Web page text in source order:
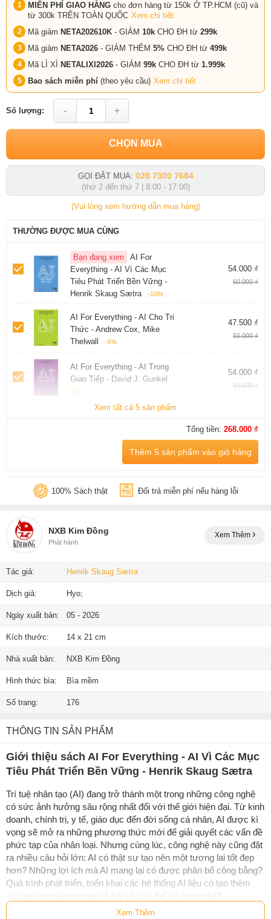
MIỄN PHÍ GIAO HÀNG cho đơn hàng từ 150k Ở TP.HCM (cũ) và
từ 300k TRÊN TOÀN QUỐC Xem chi tiết
Mã giảm NETA202610K - GIẢM 10k CHO ĐH từ 299k
Mã giảm NETA2026 - GIẢM THÊM 5% CHO ĐH từ 499k
Mã LÌ XÌ NETALIXI2026 - GIẢM 99k CHO ĐH từ 1.999k
Bao sách miễn phí (theo yêu cầu) Xem chi tiết
Số lượng: - +
CHỌN MUA
GỌI ĐẶT MUA: 028 7300 7684
(thứ 2 đến thứ 7 | 8:00 - 17:00)
(Vui lòng xem hướng dẫn mua hàng)
THƯỜNG ĐƯỢC MUA CÙNG
Bạn đang xem
AI For
Everything - AI Vì Các Mục
Tiêu Phát Triển Bền Vững -
Henrik Skaug Sætra
-10%
54.000 ₫
60.000 ₫
AI For Everything - AI Cho Tri
Thức - Andrew Cox, Mike
Thelwall
-5%
47.500 ₫
50.000 ₫
AI For Everything - AI Trong
Giao Tiếp - David J. Gunkel
-
10%
54.000 ₫
60.000 ₫
Xem tất cả 5 sản phẩm
Tổng tiền: 268.000 ₫
Thêm 5 sản phẩm vào giỏ hàng
100% Sách thật Đổi trả miễn phí nếu hàng lỗi
NXB Kim Đồng
Phát hành
Xem Thêm
Tác giả: Henrik Skaug Sætra
Dịch giả: Hyo;
Ngày xuất bản: 05 - 2026
Kích thước: 14 x 21 cm
Nhà xuất bản: NXB Kim Đồng
Hình thức bìa: Bìa mềm
Số trang: 176
THÔNG TIN SẢN PHẨM
Giới thiệu sách AI For Everything - AI Vì Các Mục
Tiêu Phát Triển Bền Vững - Henrik Skaug Sætra
Trí tuệ nhân tạo (AI) đang trở thành một trong những công nghệ
có sức ảnh hưởng sâu rộng nhất đối với thế giới hiện đại. Từ kinh
doanh, chính trị, y tế, giáo dục đến đời sống cá nhân, AI được kì
vọng sẽ mở ra những phương thức mới để giải quyết các vấn đề
phức tạp của nhân loại. Nhưng cùng lúc, công nghệ này cũng đặt
ra nhiều câu hỏi lớn: AI có thật sự tạo nên một tương lai tốt đẹp
hơn? Những lợi ích mà AI mang lại có được phân bổ công bằng?
Quá trình phát triển, triển khai các hệ thống AI liệu có tạo thêm
sức ép lên môi trường, xã hội và các thế hệ tương lai?
Xem Thêm